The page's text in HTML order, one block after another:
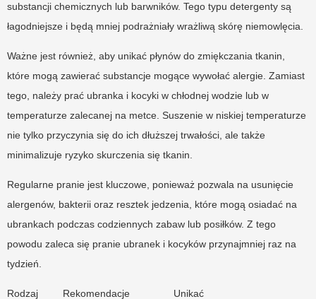
substancji chemicznych lub barwników. Tego typu detergenty są
łagodniejsze i będą mniej podrażniały wrażliwą skórę niemowlęcia.
Ważne jest również, aby unikać płynów do zmiękczania tkanin,
które mogą zawierać substancje mogące wywołać alergie. Zamiast
tego, należy prać ubranka i kocyki w chłodnej wodzie lub w
temperaturze zalecanej na metce. Suszenie w niskiej temperaturze
nie tylko przyczynia się do ich dłuższej trwałości, ale także
minimalizuje ryzyko skurczenia się tkanin.
Regularne pranie jest kluczowe, ponieważ pozwala na usunięcie
alergenów, bakterii oraz resztek jedzenia, które mogą osiadać na
ubrankach podczas codziennych zabaw lub posiłków. Z tego
powodu zaleca się pranie ubranek i kocyków przynajmniej raz na
tydzień.
Rodzaj
Rekomendacje Unikać